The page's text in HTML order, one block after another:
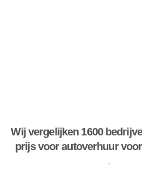
Wij vergelijken 1600
prijs voor autoverhuur